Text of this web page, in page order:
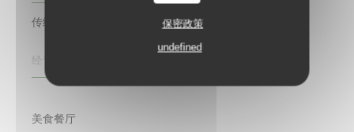
保密政策
undefined
传统美食, 美食, 自制, 创意美食, 当地美食
经营类型
美食餐厅